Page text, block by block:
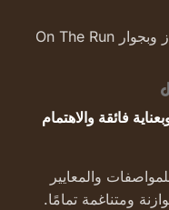
57 شارع المنيل الرئيسي أمام ماكدونالدز وبجوار On The Run
فائقة والاهتمام
والمعايير
ومتناغمة تمامًا.